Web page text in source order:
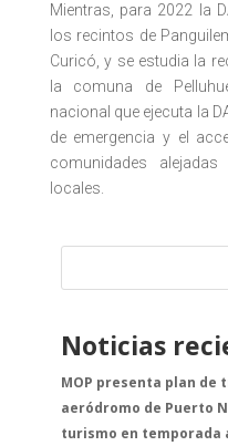
Mientras, para 2022 la
los recintos de
Curicó, y se estudia la
la comuna de
nacional que ejecuta la
de emergencia y el
comunidades
locales.
Noticias
MOP presenta plan
aeródromo de Puerto
turismo en temporada